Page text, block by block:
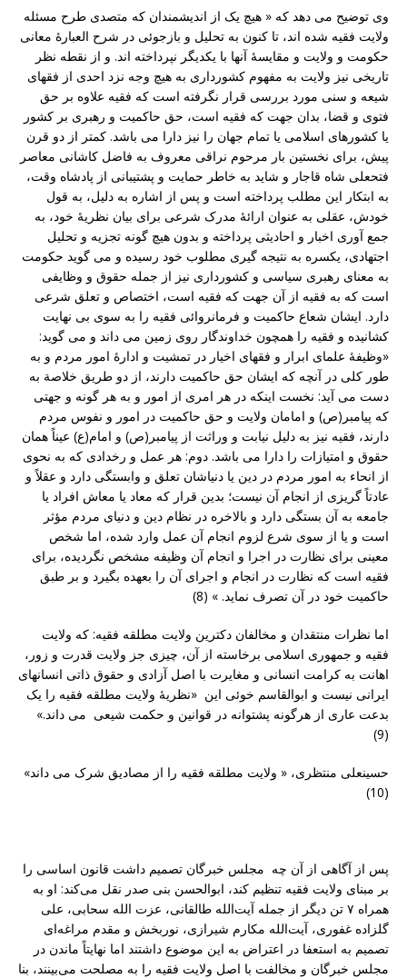
وی توضیح می دهد که « هیچ یک از اندیشمندان که متصدی طرح مسئله
ولایت فقیه شده اند، تا کنون به تحلیل و بازجوئی در شرح العبارۀ معانی
حکومت و ولایت و مقایسۀ آنها با یکدیگر نپرداخته اند. و از نقطه نظر
تاریخی نیز ولایت به مفهوم کشورداری به هیچ وجه نزد احدی از فقهای
شیعه و سنی مورد بررسی قرار نگرفته است که فقیه علاوه بر حق
فتوی و قضا، بدان جهت که فقیه است، حق حاکمیت و رهبری بر کشور
یا کشورهای اسلامی یا تمام جهان را نیز دارا می باشد. کمتر از دو قرن
پیش، برای نخستین بار مرحوم نراقی معروف به فاضل کاشانی معاصر
فتحعلی شاه قاجار و شاید به خاطر حمایت و پشتیبانی از پادشاه وقت،
به ابتکار این مطلب پرداخته است و پس از اشاره به دلیل، به قول
خودش، عقلی به عنوان ارائۀ مدرک شرعی برای بیان نظریۀ خود، به
جمع آوری اخبار و احادیثی پرداخته و بدون هیچ گونه تجزیه و تحلیل
اجتهادی، یکسره به نتیجه گیری مطلوب خود رسیده و می گوید حکومت
به معنای رهبری سیاسی و کشورداری نیز از جمله حقوق و وظایفی
است که به فقیه از آن جهت که فقیه است، اختصاص و تعلق شرعی
دارد. ایشان شعاع حاکمیت و فرمانروائی فقیه را به سوی بی نهایت
کشانیده و فقیه را همچون خداوندگار روی زمین می داند و می گوید:
«وظیفۀ علمای ابرار و فقهای اخیار در تمشیت و ادارۀ امور مردم و به
طور کلی در آنچه که ایشان حق حاکمیت دارند، از دو طریق خلاصة به
دست می آید: نخست اینکه در هر امری از امور و به هر گونه و جهتی
که پیامبر(ص) و امامان ولایت و حق حاکمیت در امور و نفوس مردم
دارند، فقیه نیز به دلیل نیابت و وراثت از پیامبر(ص) و امام(ع) عیناً همان
حقوق و امتیازات را دارا می باشد. دوم: هر عمل و رخدادی که به نحوی
از انحاء به امور مردم در دین یا دنیاشان تعلق و وابستگی دارد و عقلاً و
عادتاً گریزی از انجام آن نیست؛ بدین قرار که معاد یا معاش افراد یا
جامعه به آن بستگی دارد و بالاخره در نظام دین و دنیای مردم مؤثر
است و یا از سوی شرع لزوم انجام آن عمل وارد شده، اما شخص
معینی برای نظارت در اجرا و انجام آن وظیفه مشخص نگردیده، برای
فقیه است که نظارت در انجام و اجرای آن را بعهده بگیرد و بر طبق
حاکمیت خود در آن تصرف نماید. » (8)
اما نظرات منتقدان و مخالفان دکترین ولایت مطلقه فقیه: که ولایت
فقیه و جمهوری اسلامی برخاسته از آن، چیزی جز ولایت قدرت و زور،
اهانت به کرامت انسانی و مغایرت با اصل آزادی و حقوق ذاتی انسانهای
ایرانی نیست و ابوالقاسم خوئی این «نظریۀ ولایت مطلقه فقیه را یک
بدعت عاری از هرگونه پشتوانه در قوانین و حکمت شیعی می داند.»
(9)
حسینعلی منتظری، « ولایت مطلقه فقیه را از مصادیق شرک می داند»
(10)
پس از آگاهی از آن چه مجلس خبرگان تصمیم داشت قانون اساسی را
بر مبنای ولایت فقیه تنظیم کند، ابوالحسن بنی صدر نقل می‌کند: او به
همراه ۷ تن دیگر از جمله آیت‌الله طالقانی، عزت الله سحابی، علی
گلزاده غفوری، آیت‌الله مکارم شیرازی، نوربخش و مقدم مراغه‌ای
تصمیم به استعفا در اعتراض به این موضوع داشتند اما نهایتاً ماندن در
مجلس خبرگان و مخالفت با اصل ولایت فقیه را به مصلحت می‌بینند، بنا